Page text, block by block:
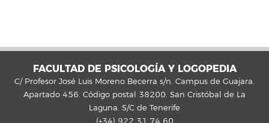
FACULTAD DE PSICOLOGÍA Y LOGOPEDIA
C/ Profesor José Luis Moreno Becerra s/n. Campus de Guajara.
Apartado 456. Código postal 38200. San Cristóbal de La
Laguna. S/C de Tenerife
(+34) 922 31 74 60